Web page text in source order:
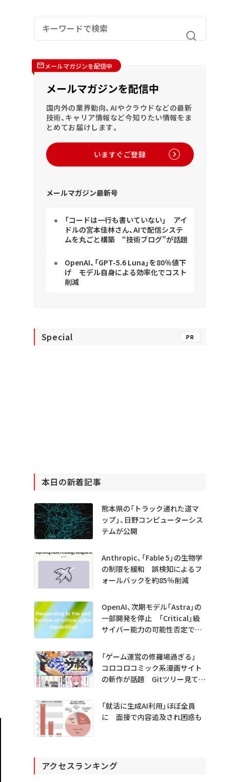
メールマガジンを配信中
メールマガジンを配信中
国内外の業界動向、AIやクラウドなどの最新
技術、キャリア情報など今知りたい情報をま
とめてお届けします。
いますぐご登録
メールマガジン最新号
「コードは一行も書いていない」 アイ
ドルの宮本佳林さん、AIで配信システ
ムを丸ごと構築 “技術ブログ”が話題
OpenAI、「GPT-5.6 Luna」を80％値下
げ モデル自身による効率化でコスト
削減
Special PR
本日の新着記事
熊本県の「トラック通れた道マ
ップ」、日野コンピューターシス
テムが公開
Anthropic、「Fable 5」の生物学
の制限を緩和 誤検知によるフ
ォールバックを約85％削減
OpenAI、次期モデル「Astra」の
一部開発を停止 「Critical」級
サイバー能力の可能性否定でき
「ゲーム運営の修羅場過ぎる」
コロコロコミック系漫画サイト
の新作が話題 Gitツリー見てガ
「就活に生成AI利用」ほぼ全員
に 面接で内容追及され困惑も
アクセスランキング